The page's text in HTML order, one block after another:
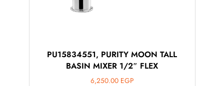
PU15834551, PURITY MOON TALL
BASIN MIXER 1/2″ FLEX
6,250.00 EGP